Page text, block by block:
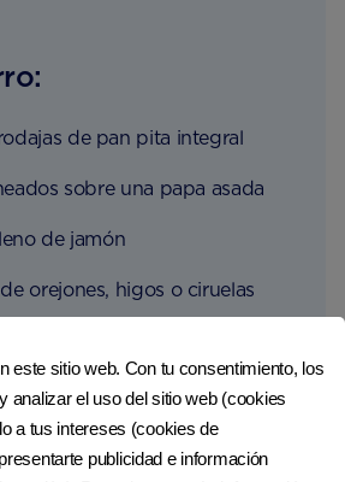
de pan pita integral
sobre una papa asada
de jamón
orejones, higos o ciruelas
y otras grasas
este sitio web. Con tu consentimiento, los
analizar el uso del sitio web (cookies
a tus intereses (cookies de
publicidad e información